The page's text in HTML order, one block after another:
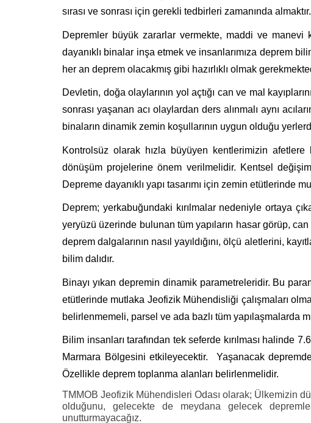
sırası ve sonrası için gerekli tedbirleri zamanında almaktır.
Depremler büyük zararlar vermekte, maddi ve manevi
dayanıklı binalar inşa etmek ve insanlarımıza deprem
her an deprem olacakmış gibi hazırlıklı olmak
Devletin, doğa olaylarının yol açtığı can ve mal
sonrası yaşanan acı olaylardan ders alınmalı aynı
binaların dinamik zemin koşullarının uygun olduğu
Kontrolsüz olarak hızla büyüyen kentlerimizin afetlere
dönüşüm projelerine önem verilmelidir. Kentsel
Depreme dayanıklı yapı tasarımı için zemin etütlerinde
Deprem; yerkabuğundaki kırılmalar nedeniyle ortaya
yeryüzü üzerinde bulunan tüm yapıların hasar görüp,
deprem dalgalarının nasıl yayıldığını, ölçü aletlerini,
bilim dalıdır.
Binayı yıkan depremin dinamik parametreleridir. Bu
etütlerinde mutlaka Jeofizik Mühendisliği çalışmaları
belirlenmemeli, parsel ve ada bazlı tüm
Bilim insanları tarafından tek seferde kırılması
Marmara Bölgesini etkileyecektir. Yaşanacak
Özellikle deprem toplanma alanları belirlenmelidir.
TMMOB Jeofizik Mühendisleri Odası olarak; Ülkemizin
olduğunu, gelecekte de meydana gelecek
unutturmayacağız.